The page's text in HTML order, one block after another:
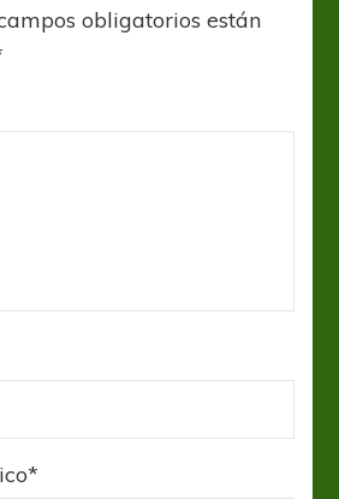
obligatorios están
*